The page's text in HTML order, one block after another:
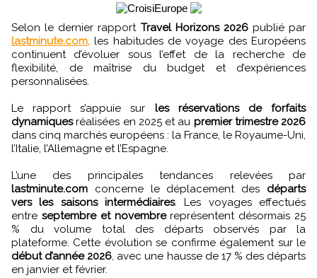
Selon le dernier rapport Travel Horizons 2026publié par
lastminute.com, les habitudes de voyage des Européens
continuent d’évoluer sous l’effet de la recherche de
flexibilité, de maîtrise du budget et d’expériences
personnalisées.
Le rapport s’appuie sur les réservations de forfaits
dynamiquesréalisées en 2025 et au premier trimestre 2026
dans cinq marchés européens : la France, le Royaume-Uni,
l’Italie, l’Allemagne et l’Espagne.
L’une des principales tendances relevées par
lastminute.com concerne le déplacement des départs
vers les saisons intermédiaires. Les voyages effectués
entre septembre et novembrereprésentent désormais 25
% du volume total des départs observés par la
plateforme. Cette évolution se confirme également sur le
début d’année 2026, avec une hausse de 17 % des départs
en janvier et février.